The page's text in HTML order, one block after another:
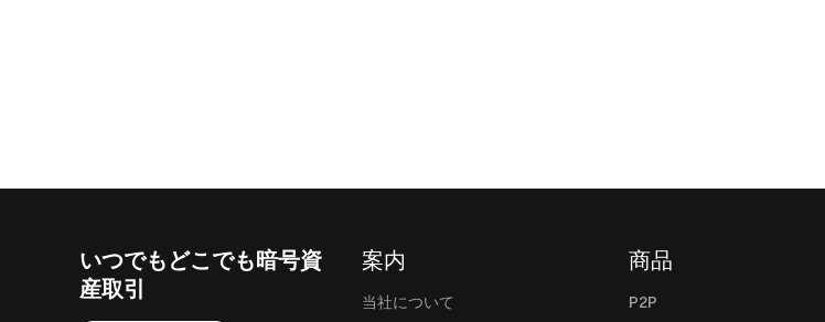
いつでもどこでも暗号資
産取引
案内
当社について
商品
P2P